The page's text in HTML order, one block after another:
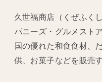
久世福商店（くぜふく
パニーズ・グルメスト
国の優れた和食食材、
供、お菓子などを販売